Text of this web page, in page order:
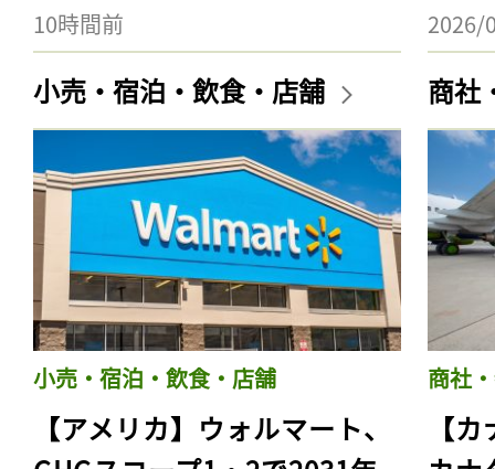
10時間前 2026/
小売・宿泊・飲食・店舗
小売・宿泊・飲食・店舗
【アメリカ】ウォルマート、
商社
商社
【